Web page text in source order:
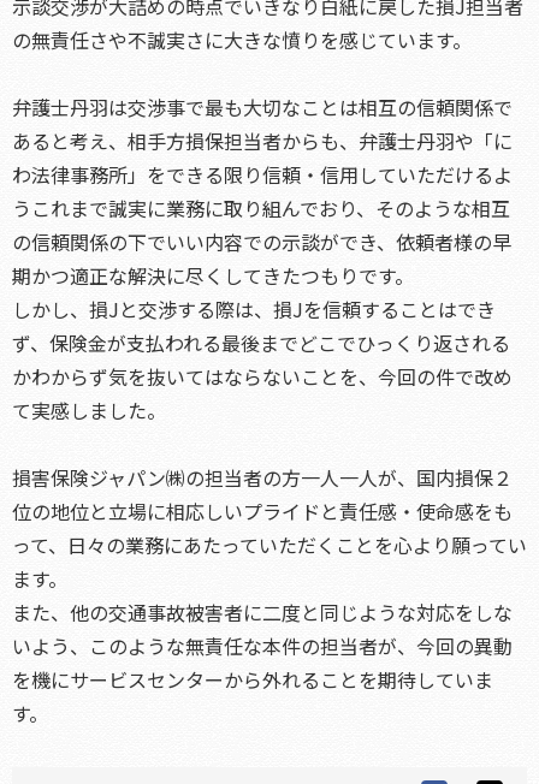
示談交渉が大詰めの時点でいきなり白紙に戻した損J担当者
の無責任さや不誠実さに大きな憤りを感じています。
弁護士丹羽は交渉事で最も大切なことは相互の信頼関係で
あると考え、相手方損保担当者からも、弁護士丹羽や「に
わ法律事務所」をできる限り信頼・信用していただけるよ
うこれまで誠実に業務に取り組んでおり、そのような相互
の信頼関係の下でいい内容での示談ができ、依頼者様の早
期かつ適正な解決に尽くしてきたつもりです。
しかし、損Jと交渉する際は、損Jを信頼することはでき
ず、保険金が支払われる最後までどこでひっくり返される
かわからず気を抜いてはならないことを、今回の件で改め
て実感しました。
損害保険ジャパン㈱の担当者の方一人一人が、国内損保２
位の地位と立場に相応しいプライドと責任感・使命感をも
って、日々の業務にあたっていただくことを心より願ってい
ます。
また、他の交通事故被害者に二度と同じような対応をしな
いよう、このような無責任な本件の担当者が、今回の異動
を機にサービスセンターから外れることを期待していま
す。